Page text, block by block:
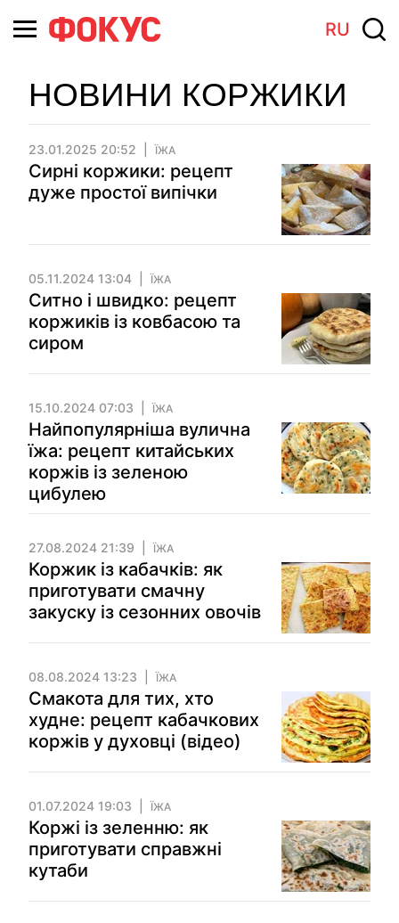
RU
НОВИНИ КОРЖИКИ
23.01.2025 20:52 ЇЖА
Сирні коржики: рецепт
дуже простої випічки
05.11.2024 13:04 ЇЖА
Ситно і швидко: рецепт
коржиків із ковбасою та
сиром
15.10.2024 07:03 ЇЖА
Найпопулярніша вулична
їжа: рецепт китайських
коржів із зеленою
цибулею
27.08.2024 21:39 ЇЖА
Коржик із кабачків: як
приготувати смачну
закуску із сезонних овочів
08.08.2024 13:23 ЇЖА
Смакота для тих, хто
худне: рецепт кабачкових
коржів у духовці (відео)
01.07.2024 19:03 ЇЖА
Коржі із зеленню: як
приготувати справжні
кутаби